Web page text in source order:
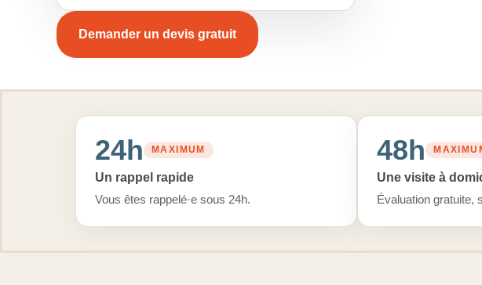
Demander un devis gratuit
24h MAXIMUM
Un rappel rapide
Vous êtes rappelé·e sous 24h.
48h
Une visite à
Évaluation gratuite,